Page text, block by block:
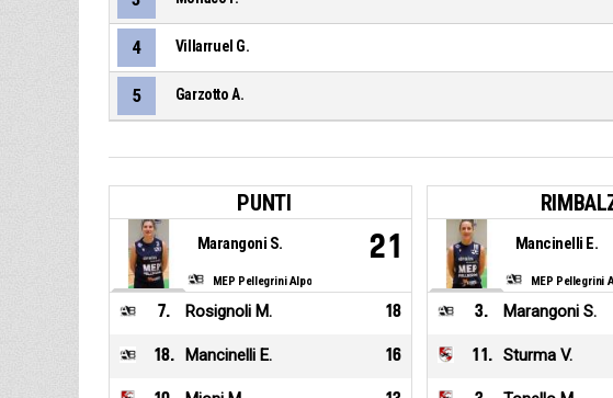
4 Villarruel G.
5 Garzotto A.
PUNTI
MEP Pellegrini Alpo
Marangoni S. 21
7. Rosignoli M. 18
18. Mancinelli E. 16
MEP Pellegrini
Mancinelli E.
3. Marangoni S.
11 . Sturma V.